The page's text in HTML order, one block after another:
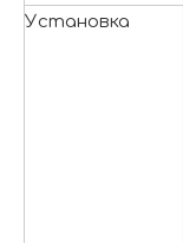
Установка